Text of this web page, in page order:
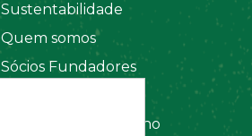
Sustentabilidade
Quem somos
Sócios Fundadores
Regulamento Interno